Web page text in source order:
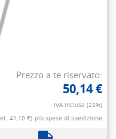
Prezzo a te riservato:
50,14 €
IVA inclusa (22%)
41,10 €) più spese di spedizione